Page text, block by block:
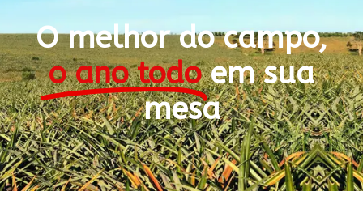
O melhor do campo,
o ano todo em sua
mesa